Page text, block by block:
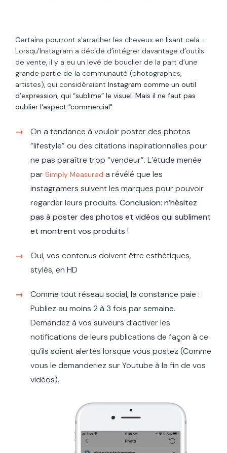
Certains pourront s’arracher les cheveux en lisant cela...
Lorsqu’Instagram a décidé d’intégrer davantage d’outils
de vente, il y a eu un levé de bouclier de la part d’une
grande partie de la communauté (photographes,
artistes), qui considéraient Instagram comme un outil
d’expression, qui “sublime” le visuel. Mais il ne faut pas
oublier l'aspect "commercial".
On a tendance à vouloir poster des photos
“lifestyle” ou des citations inspirationnelles pour
ne pas paraître trop “vendeur”. L’étude menée
par Simply Measured a révélé que les
instagramers suivent les marques pour pouvoir
regarder leurs produits. Conclusion: n’hésitez
pas à poster des photos et vidéos qui subliment
et montrent vos produits !
Oui, vos contenus doivent être esthétiques,
stylés, en HD
Comme tout réseau social, la constance paie :
Publiez au moins 2 à 3 fois par semaine.
Demandez à vos suiveurs d’activer les
notifications de leurs publications de façon à ce
qu’ils soient alertés lorsque vous postez (Comme
vous le demanderiez sur Youtube à la fin de vos
vidéos).